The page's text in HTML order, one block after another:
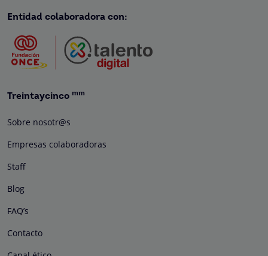
Entidad colaboradora con:
Treintaycinco mm
Sobre nosotr@s
Empresas colaboradoras
Staff
Blog
FAQ’s
Contacto